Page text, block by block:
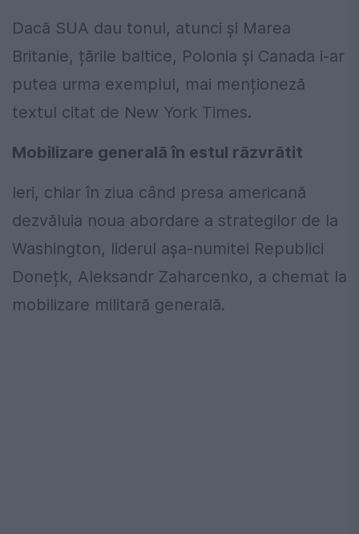
Dacă SUA dau tonul, atunci și Marea
Britanie, țările baltice, Polonia și Canada i-ar
putea urma exemplul, mai menționeză
textul citat de New York Times.
Mobilizare generală în estul răzvrătit
Ieri, chiar în ziua când presa americană
dezvăluia noua abordare a strategilor de la
Washington, liderul așa-numitei Republici
Donețk, Aleksandr Zaharcenko, a chemat la
mobilizare militară generală.